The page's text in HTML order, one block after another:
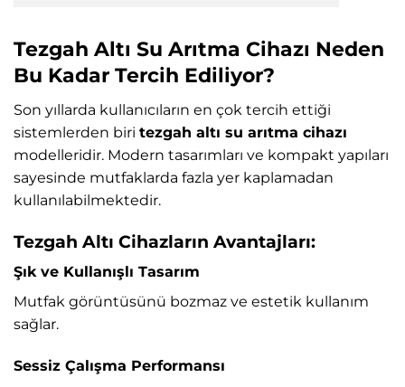
Tezgah Altı Su Arıtma Cihazı Neden
Bu Kadar Tercih Ediliyor?
Son yıllarda kullanıcıların en çok tercih ettiği
sistemlerden biri tezgah altı su arıtma cihazı
modelleridir. Modern tasarımları ve kompakt yapıları
sayesinde mutfaklarda fazla yer kaplamadan
kullanılabilmektedir.
Tezgah Altı Cihazların Avantajları:
Şık ve Kullanışlı Tasarım
Mutfak görüntüsünü bozmaz ve estetik kullanım
sağlar.
Sessiz Çalışma Performansı